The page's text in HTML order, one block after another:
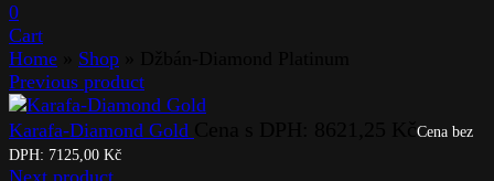
0
Cart
Home
Shop
Previous product
Karafa-Diamond Gold
Cena bez
DPH: 7125,00 Kč
Next product